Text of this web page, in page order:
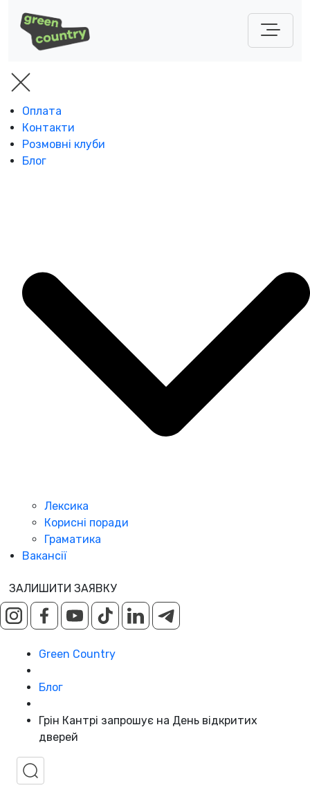
Оплата
Контакти
Розмовні клуби
Блог
Лексика
Корисні поради
Граматика
Вакансії
ЗАЛИШИТИ ЗАЯВКУ
Green Country
Блог
Грін Кантрі запрошує на День відкритих
дверей